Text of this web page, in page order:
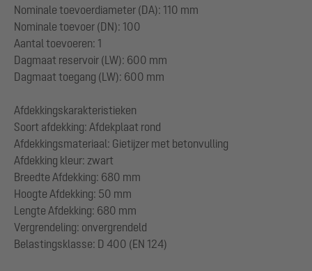
Nominale toevoerdiameter (DA): 110 mm
Nominale toevoer (DN): 100
Aantal toevoeren: 1
Dagmaat reservoir (LW): 600 mm
Dagmaat toegang (LW): 600 mm
Afdekkingskarakteristieken
Soort afdekking: Afdekplaat rond
Afdekkingsmateriaal: Gietijzer met betonvulling
Afdekking kleur: zwart
Breedte Afdekking: 680 mm
Hoogte Afdekking: 50 mm
Lengte Afdekking: 680 mm
Vergrendeling: onvergrendeld
Belastingsklasse: D 400 (EN 124)